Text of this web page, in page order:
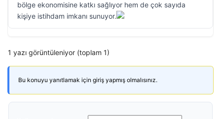
bölge ekonomisine katkı sağlıyor hem de çok sayıda
kişiye istihdam imkanı sunuyor.
1 yazı görüntüleniyor (toplam 1)
Bu konuyu yanıtlamak için giriş yapmış olmalısınız.